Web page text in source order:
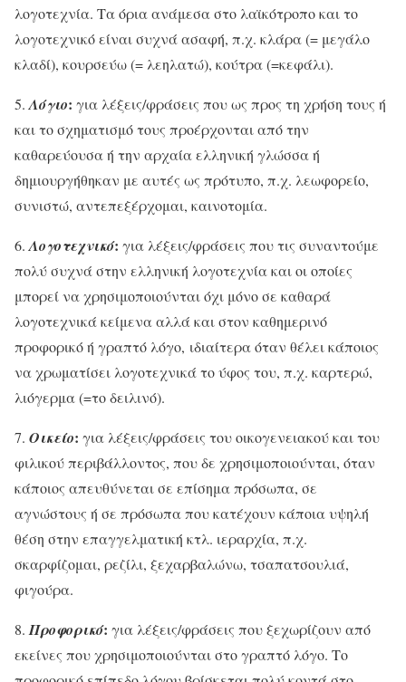
λογοτεχνία. Τα όρια ανάμεσα στο λαϊκότροπο και το
λογοτεχνικό είναι συχνά ασαφή, π.χ. κλάρα (= μεγάλο
κλαδί), κουρσεύω (= λεηλατώ), κούτρα (=κεφάλι).
5. Λόγιο: για λέξεις/φράσεις που ως προς τη χρήση τους ή
και το σχηματισμό τους προέρχονται από την
καθαρεύουσα ή την αρχαία ελληνική γλώσσα ή
δημιουργήθηκαν με αυτές ως πρότυπο, π.χ. λεωφορείο,
συνιστώ, αντεπεξέρχομαι, καινοτομία.
6. Λογοτεχνικό: για λέξεις/φράσεις που τις συναντούμε
πολύ συχνά στην ελληνική λογοτεχνία και οι οποίες
μπορεί να χρησιμοποιούνται όχι μόνο σε καθαρά
λογοτεχνικά κείμενα αλλά και στον καθημερινό
προφορικό ή γραπτό λόγο, ιδιαίτερα όταν θέλει κάποιος
να χρωματίσει λογοτεχνικά το ύφος του, π.χ. καρτερώ,
λιόγερμα (=το δειλινό).
7. Οικείο: για λέξεις/φράσεις του οικογενειακού και του
φιλικού περιβάλλοντος, που δε χρησιμοποιούνται, όταν
κάποιος απευθύνεται σε επίσημα πρόσωπα, σε
αγνώστους ή σε πρόσωπα που κατέχουν κάποια υψηλή
θέση στην επαγγελματική κτλ. ιεραρχία, π.χ.
σκαρφίζομαι, ρεζίλι, ξεχαρβαλώνω, τσαπατσουλιά,
φιγούρα.
8. Προφορικό: για λέξεις/φράσεις που ξεχωρίζουν από
εκείνες που χρησιμοποιούνται στο γραπτό λόγο. Το